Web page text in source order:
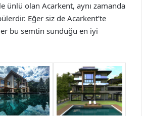
ünlü olan Acarkent, aynı zamanda
Eğer siz de Acarkent’te
bu semtin sunduğu en iyi